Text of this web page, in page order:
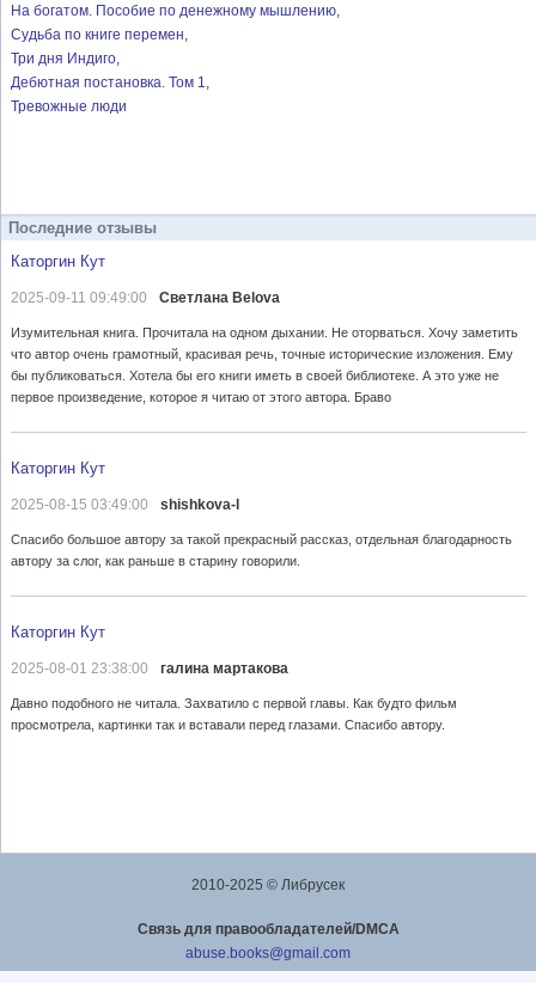
На богатом. Пособие по денежному мышлению
Судьба по книге перемен
Три дня Индиго
Дебютная постановка. Том 1
Тревожные люди
Последние отзывы
Каторгин Кут
2025-09-11 09:49:00 Светлана Belova
Изумительная книга. Прочитала на одном дыхании. Не оторваться. Хочу заметить
что автор очень грамотный, красивая речь, точные исторические изложения. Ему
бы публиковаться. Хотела бы его книги иметь в своей библиотеке. А это уже не
первое произведение, которое я читаю от этого автора. Браво
Каторгин Кут
2025-08-15 03:49:00 shishkova-l
Спасибо большое автору за такой прекрасный рассказ, отдельная благодарность
автору за слог, как раньше в старину говорили.
Каторгин Кут
2025-08-01 23:38:00 галина мартакова
Давно подобного не читала. Захватило с первой главы. Как будто фильм
просмотрела, картинки так и вставали перед глазами. Спасибо автору.
2010-2025 © Либрусек
Cвязь для правообладателей/DMCA
abuse.books@gmail.com